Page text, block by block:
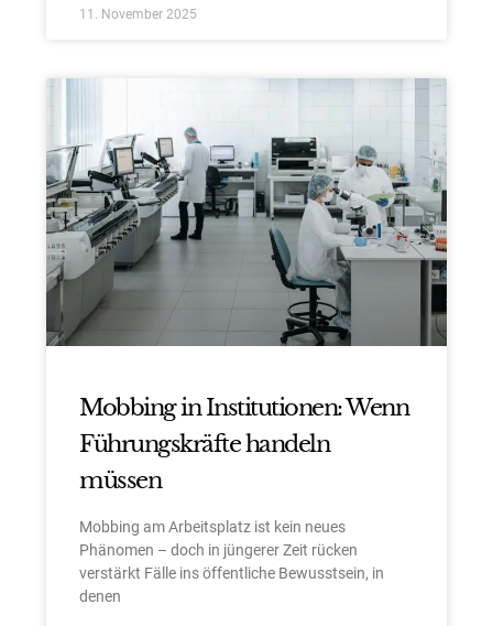
11. November 2025
Mobbing in Institutionen: Wenn
Führungskräfte handeln
müssen
Mobbing am Arbeitsplatz ist kein neues
Phänomen – doch in jüngerer Zeit rücken
verstärkt Fälle ins öffentliche Bewusstsein, in
denen